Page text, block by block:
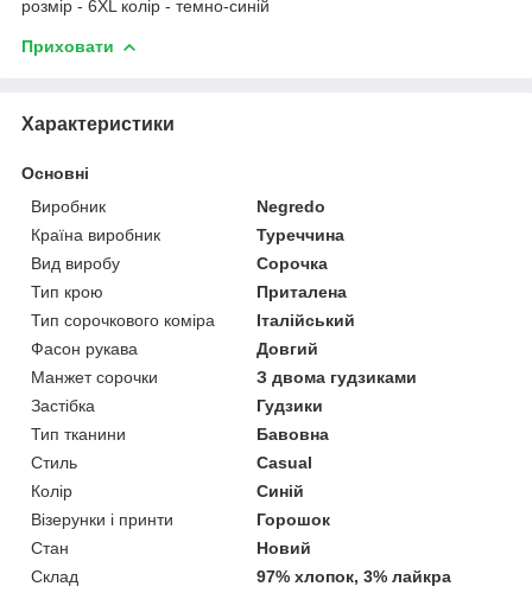
розмір - 6XL колір - темно-синій
Приховати
Характеристики
Основні
Виробник
Negredo
Країна виробник
Туреччина
Вид виробу
Сорочка
Тип крою
Приталена
Тип сорочкового коміра
Італійський
Фасон рукава
Довгий
Манжет сорочки
З двома гудзиками
Застібка
Гудзики
Тип тканини
Бавовна
Стиль
Casual
Колір
Синій
Візерунки і принти
Горошок
Стан
Новий
Склад
97% хлопок, 3% лайкра